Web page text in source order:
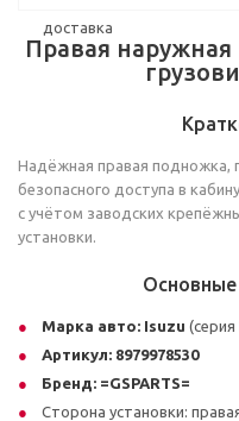
Правая
Надёжная правая подножка,
безопасного доступа в
с учётом заводских
установки.
Основные
Марка авто: Isuzu (серия
Артикул: 8979978530
Бренд: =GSPARTS=
Сторона установки: